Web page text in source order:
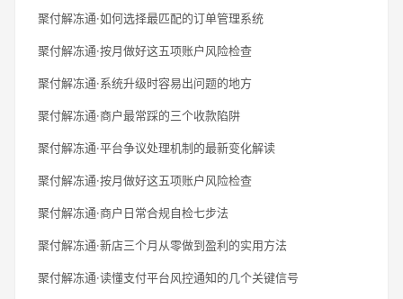
聚付解冻通·如何选择最匹配的订单管理系统
聚付解冻通·按月做好这五项账户风险检查
聚付解冻通·系统升级时容易出问题的地方
聚付解冻通·商户最常踩的三个收款陷阱
聚付解冻通·平台争议处理机制的最新变化解读
聚付解冻通·按月做好这五项账户风险检查
聚付解冻通·商户日常合规自检七步法
聚付解冻通·新店三个月从零做到盈利的实用方法
聚付解冻通·读懂支付平台风控通知的几个关键信号